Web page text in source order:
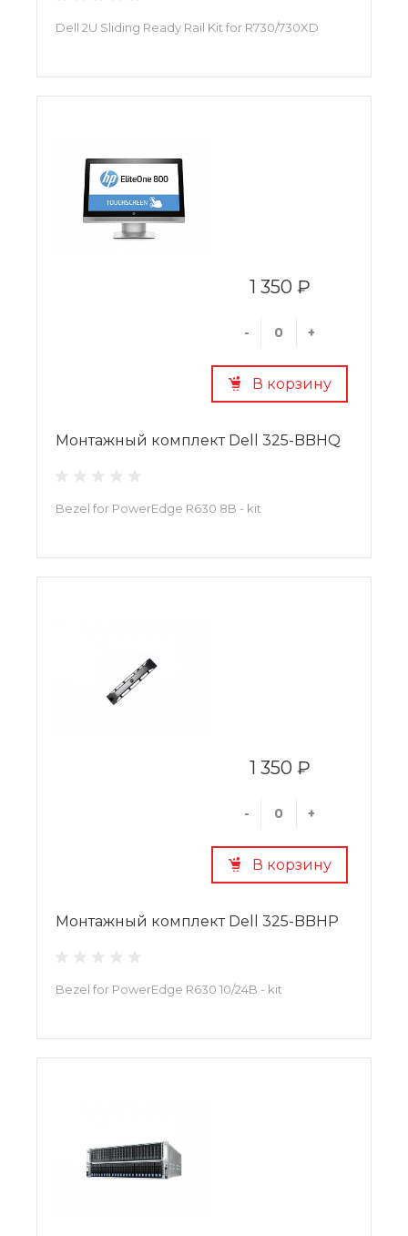
Dell 2U Sliding Ready Rail Kit for R730/730XD
1 350 ₽
- +
В корзину
Монтажный комплект Dell 325-BBHQ
Bezel for PowerEdge R630 8B - kit
1 350 ₽
- +
В корзину
Монтажный комплект Dell 325-BBHP
Bezel for PowerEdge R630 10/24B - kit